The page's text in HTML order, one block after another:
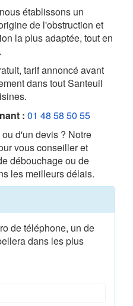
établissons un
de l'obstruction et
la plus adaptée, tout en
tarif annoncé avant
dans tout Santeuil
: 01 48 58 50 55
d'un devis ? Notre
vous conseiller et
débouchage ou de
les meilleurs délais.
de téléphone, un de
dans les plus